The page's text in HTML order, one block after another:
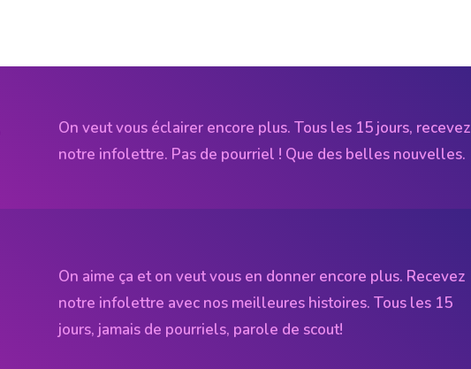
On veut vous éclairer encore plus. Tous les 15 jours, recevez
notre infolettre. Pas de pourriel ! Que des belles nouvelles.
On aime ça et on veut vous en donner encore plus. Recevez
notre infolettre avec nos meilleures histoires. Tous les 15
jours, jamais de pourriels, parole de scout!